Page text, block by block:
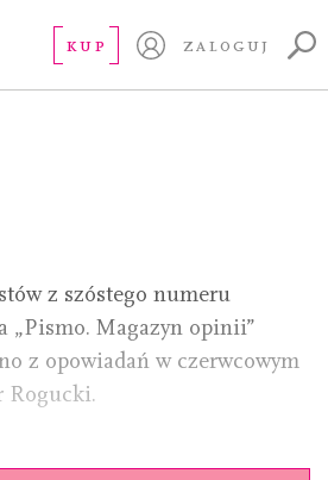
KUP ZALOGUJ
audio nr
z szóstego numeru
„Pismo. Magazyn opinii”
z opowiadań w czerwcowym
Rogucki.